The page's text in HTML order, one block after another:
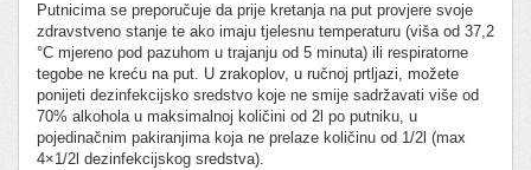
Putnicima se preporučuje da prije kretanja na put provjere svoje
zdravstveno stanje te ako imaju tjelesnu temperaturu (viša od 37,2
°C mjereno pod pazuhom u trajanju od 5 minuta) ili respiratorne
tegobe ne kreću na put. U zrakoplov, u ručnoj prtljazi, možete
ponijeti dezinfekcijsko sredstvo koje ne smije sadržavati više od
70% alkohola u maksimalnoj količini od 2l po putniku, u
pojedinačnim pakiranjima koja ne prelaze količinu od 1/2l (max
4×1/2l dezinfekcijskog sredstva).